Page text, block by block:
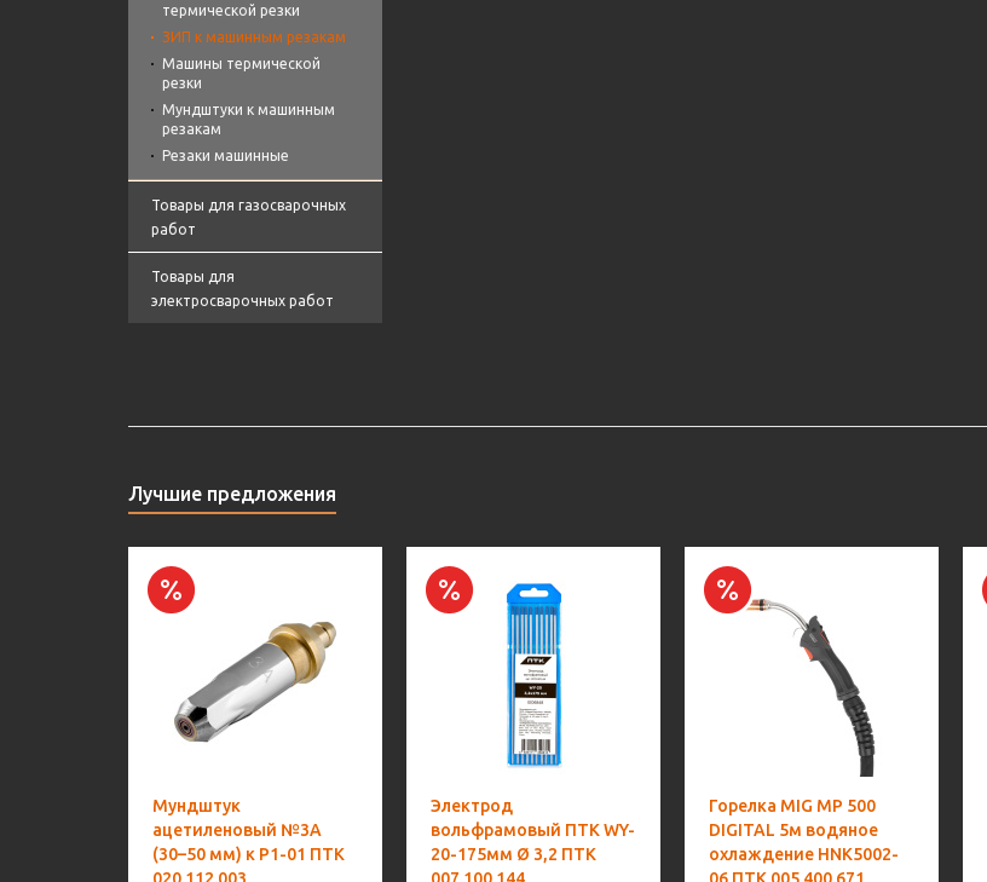
термической резки
ЗИП к машинным резакам
Машины термической
резки
Мундштуки к машинным
резакам
Резаки машинные
Товары для газосварочных
работ
Товары для
электросварочных работ
Лучшие предложения
Мундштук
ацетиленовый №3А
(30–50 мм) к Р1-01 ПТК
Электрод
вольфрамовый ПТК WY-
20-175мм Ø 3,2 ПТК
Горелка MIG MP 500
DIGITAL 5м водяное
охлаждение HNK5002-